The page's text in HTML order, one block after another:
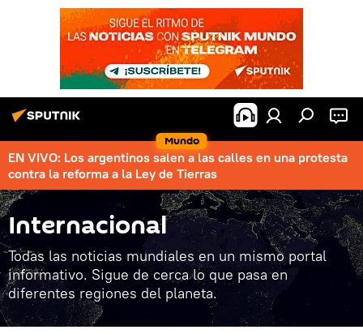
Mundo
EN VIVO: Los argentinos salen a las calles en una protesta
contra la reforma a la Ley de Tierras
Internacional
Todas las noticias mundiales en un mismo portal
informativo. Sigue de cerca lo que pasa en
diferentes regiones del planeta.